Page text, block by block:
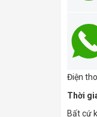
Điện
Thời
Bất cứ